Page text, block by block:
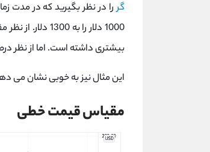
گررا در نظر بگیرید که در مدت
1000 دلار را
بیشتری داشته است. اما از نظر
این مثال نیز به خوبی نشان می
مقیاس قیمت خطی